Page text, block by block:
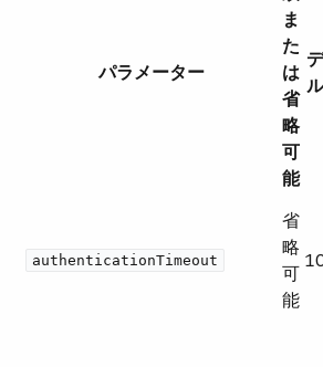
パラメーター
ま
た
は
省
略
可
能
authenticationTimeout
省
略
可
能